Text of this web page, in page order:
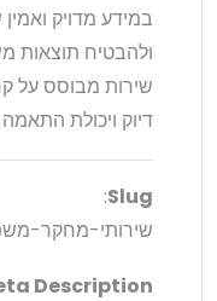
במידע מדויק ואמין
ולהבטיח תוצאות
שירות מבוסס על
דיוק ויכולת
Slug
:
שירותי-מחקר-
Description